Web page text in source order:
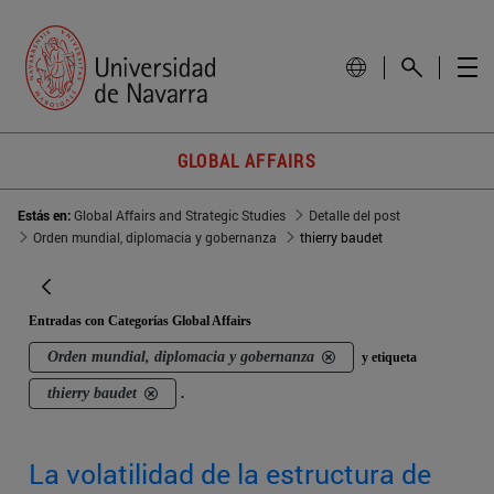
GLOBAL AFFAIRS
Estás en:Global Affairs and Strategic Studies
Detalle del post
Orden mundial, diplomacia y gobernanza
thierry baudet
Entradas con Categorías Global Affairs
Orden mundial, diplomacia y gobernanza y etiqueta
thierry baudet .
La volatilidad de la estructura de